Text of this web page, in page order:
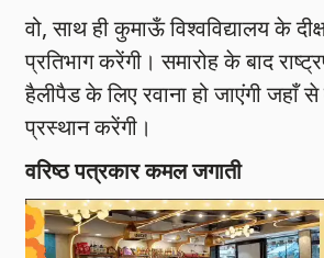
वो, साथ ही कुमाऊँ विश्वविद्यालय के
प्रतिभाग करेंगी। समारोह के बाद
हैलीपैड के लिए रवाना हो जाएंगी जहाँ से
प्रस्थान करेंगी।
वरिष्ठ पत्रकार कमल जगाती